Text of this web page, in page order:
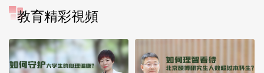
教育精彩視頻